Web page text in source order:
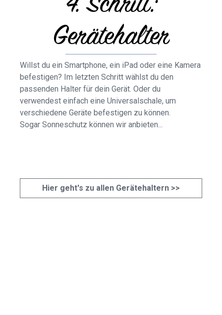
Gerätehalter
Willst du ein Smartphone, ein iPad oder eine Kamera
befestigen? Im letzten Schritt wählst du den
passenden Halter für dein Gerät. Oder du
verwendest einfach eine Universalschale, um
verschiedene Geräte befestigen zu können.
Sogar Sonneschutz können wir anbieten...
Hier geht's zu allen Gerätehaltern >>